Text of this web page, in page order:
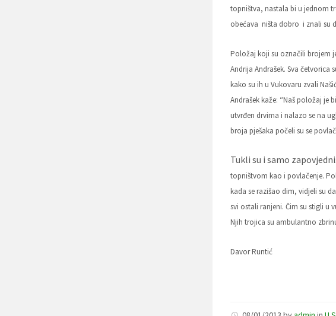
topništva, nastala bi u jednom
obećava ništa dobro i znali su
Položaj koji su označili brojem
Andrija Andrašek. Sva četvorica
kako su ih u Vukovaru zvali
Andrašek kaže: “Naš položaj je
utvrđen drvima i nalazo se na
broja pješaka počeli su se
Tukli su i samo
topništvom kao i povlačenje.
kada se razišao dim, vidjeli su
svi ostali ranjeni. Čim su stigli u
Njih trojica su ambulantno
Davor Runtić